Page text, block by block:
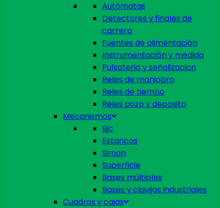
Autómatas
Detectores y finales de
carrera
Fuentes de alimentación
Instrumentación y medida
Pulsateria y señalizacion
Reles de maniobra
Reles de tiempo
Reles pozo y deposito
Mecanismos
Bjc
Estancos
Simon
Superficie
Bases múltiples
Bases y clavijas industriales
Cuadros y cajas